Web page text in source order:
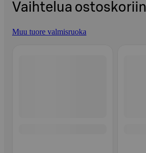
Vaihtelua ostoskoriin
Muu tuore valmisruoka